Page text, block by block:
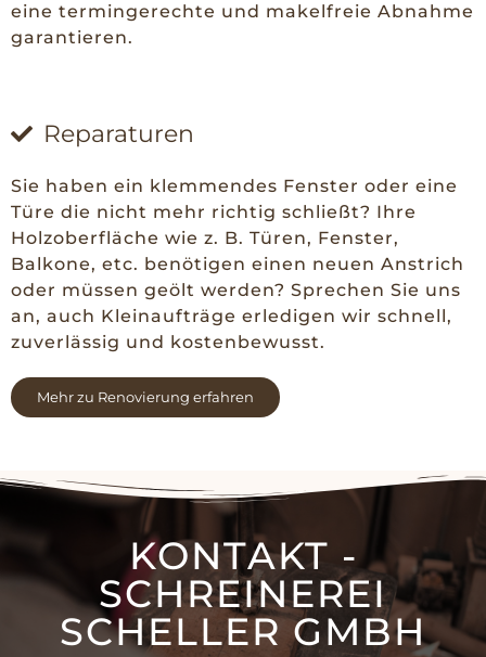
eine termingerechte und makelfreie Abnahme
garantieren.
Reparaturen
Sie haben ein klemmendes Fenster oder eine
Türe die nicht mehr richtig schließt? Ihre
Holzoberfläche wie z. B. Türen, Fenster,
Balkone, etc. benötigen einen neuen Anstrich
oder müssen geölt werden? Sprechen Sie uns
an, auch Kleinaufträge erledigen wir schnell,
zuverlässig und kostenbewusst.
Mehr zu Renovierung erfahren
KONTAKT -
SCHREINEREI
SCHELLER GMBH